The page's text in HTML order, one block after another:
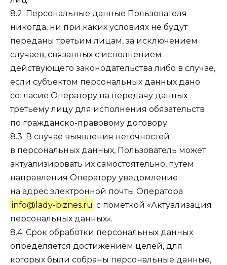
8.2. Персональные данные Пользователя
никогда, ни при каких условиях не будут
переданы третьим лицам, за исключением
случаев, связанных с исполнением
действующего законодательства либо в случае,
если субъектом персональных данных дано
согласие Оператору на передачу данных
третьему лицу для исполнения обязательств
по гражданско-правовому договору.
8.3. В случае выявления неточностей
в персональных данных, Пользователь может
актуализировать их самостоятельно, путем
направления Оператору уведомление
на адрес электронной почты Оператора
info@lady-biznes.ru с пометкой «Актуализация
персональных данных».
8.4. Срок обработки персональных данных
определяется достижением целей, для
которых были собраны персональные данные,